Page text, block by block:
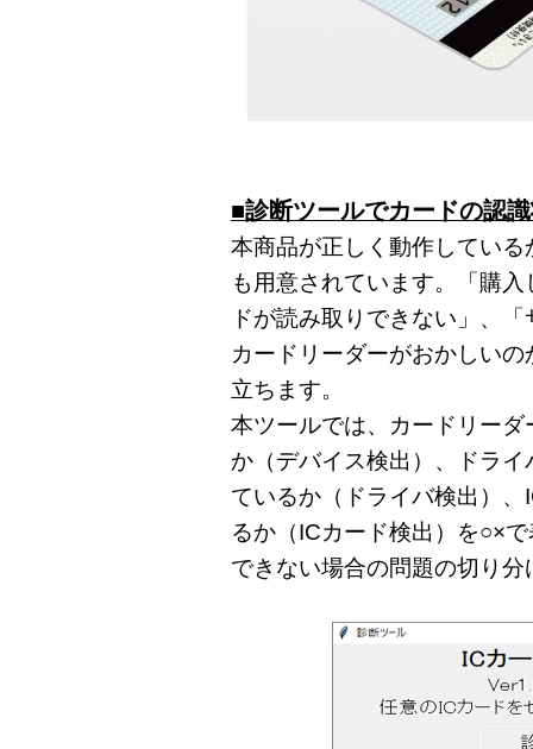
■診断ツールでカードの認
本商品が正しく動作してい
も用意されています。「購
ドが読み取りできない」、
カードリーダーがおかしい
立ちます。
本ツールでは、カードリー
か（デバイス検出）、ドラ
ているか（ドライバ検出）
るか（ICカード検出）を○×
できない場合の問題の切り